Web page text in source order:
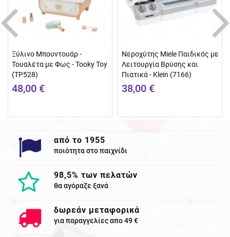
Ξύλινο Μπουντουάρ -
Τουαλέτα με Φως - Tooky Toy
(TP528)
48,00 €
Νεροχύτης Miele Παιδικός με
Λειτουργία Βρύσης και
Πιατικά - Klein (7166)
38,00 €
Χρησιμες Πληροφορίες
από το 1955
ποιότητα στο παιχνίδι
98,5% των πελατών
θα αγόραζε ξανά
δωρεάν μεταφορικά
για παραγγελίες απο 49 €